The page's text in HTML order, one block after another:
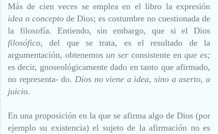
Más de cien veces se emplea en el libro la expresión
idea o concepto de Dios; es costumbre no cuestionada de
la filosofía. Entiendo, sin embargo, que si el Dios
filosófico, del que se trata, es el resultado de la
argumentación, obtenemos un ser consistente en que es;
es decir, gnoseológicamente dado en tanto que afirmado,
no representa- do. Dios no viene a idea, sino a aserto, a
juicio.
En una proposición en la que se afirma algo de Dios (por
ejemplo su existencia) el sujeto de la afirmación no es